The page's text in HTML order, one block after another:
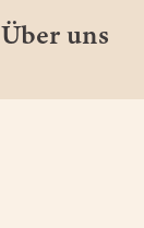
Über uns